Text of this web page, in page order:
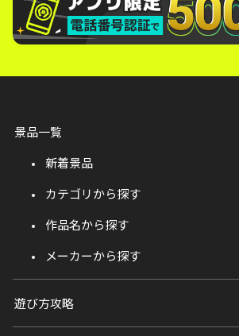
景品一覧
新着景品
カテゴリから探す
作品名から探す
メーカーから探す
遊び方攻略